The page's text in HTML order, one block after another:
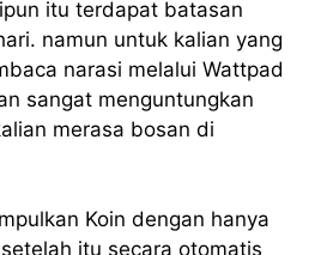
itu terdapat batasan
namun untuk kalian yang
narasi melalui Wattpad
sangat menguntungkan
merasa bosan di
Koin dengan hanya
itu secara otomatis